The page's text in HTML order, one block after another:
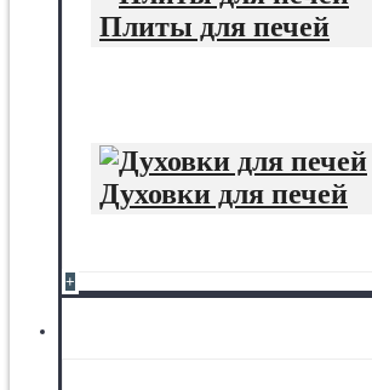
Плиты для печей
Духовки для печей
+